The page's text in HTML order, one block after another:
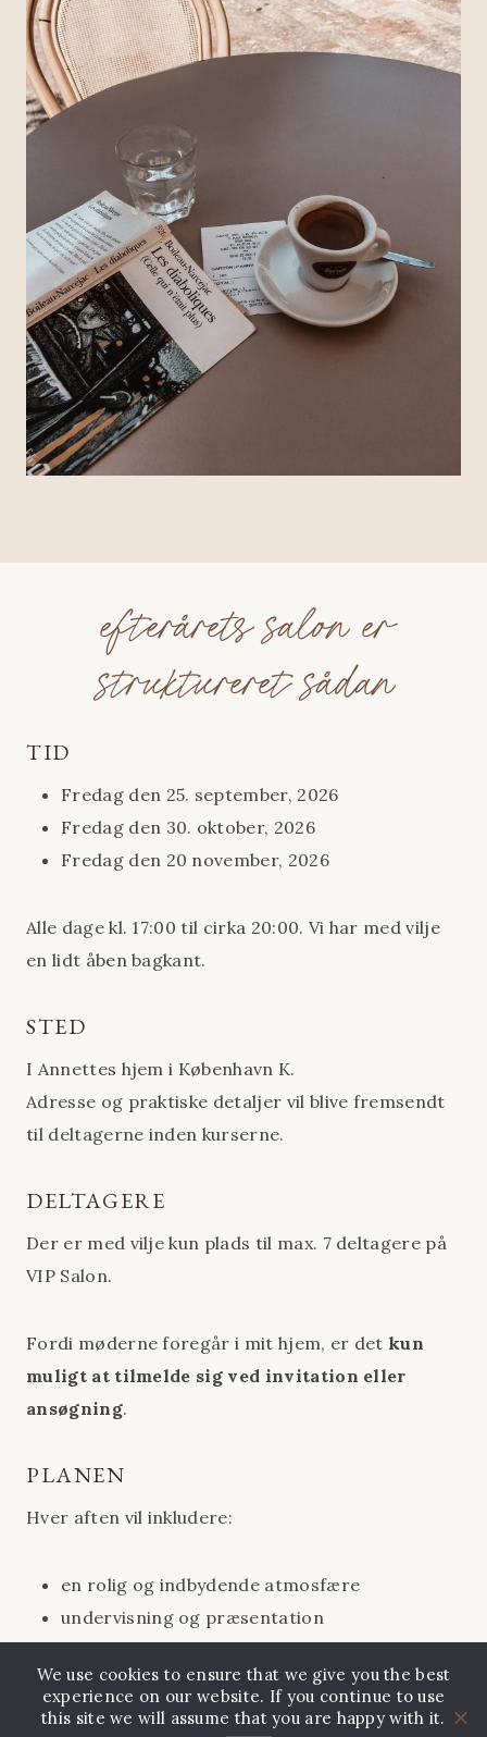
efterårets salon er
struktureret sådan
TID
Fredag den 25. september, 2026
Fredag den 30. oktober, 2026
Fredag den 20 november, 2026
Alle dage kl. 17:00 til cirka 20:00. Vi har med vilje
en lidt åben bagkant.
STED
I Annettes hjem i København K.
Adresse og praktiske detaljer vil blive fremsendt
til deltagerne inden kurserne.
DELTAGERE
Der er med vilje kun plads til max. 7 deltagere på
VIP Salon.
Fordi møderne foregår i mit hjem, er det kun
muligt at tilmelde sig ved invitation eller
ansøgning.
PLANEN
Hver aften vil inkludere:
en rolig og indbydende atmosfære
undervisning og præsentation
diskussion og reflektion
kaffe, te og lette forfriskninger
We use cookies to ensure that we give you the best
experience on our website. If you continue to use
this site we will assume that you are happy with it.